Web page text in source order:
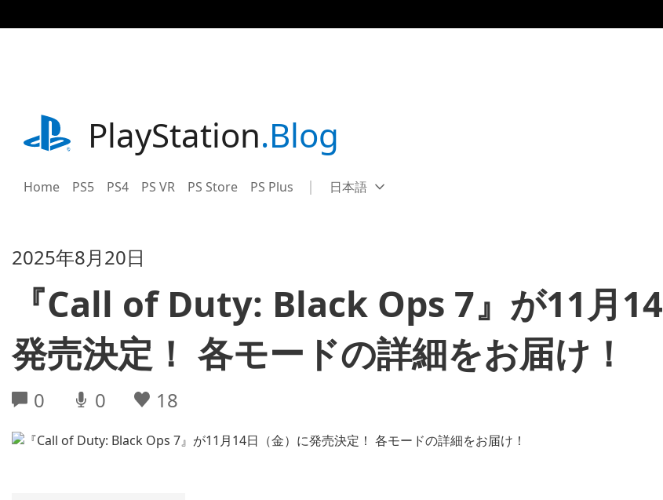
事
playstation.comPlayStation.Blog
Home PS5 PS4 PS VR PS Store PS Plus Select
Current
日本語
2025年8月20日
『Call of Duty: Black Ops 7』が11月
発売決定！ 各モードの詳細をお届け！
0 0 18